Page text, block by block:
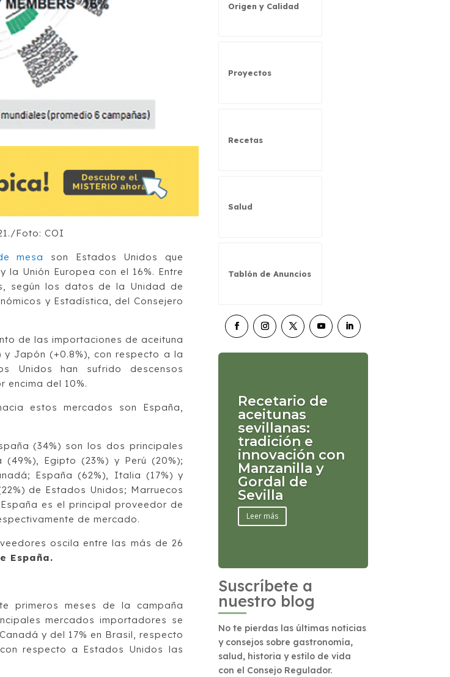
Foto: COI
mesa
son Estados Unidos que
la Unión Europea con el 16%. Entre
según los datos de la Unidad de
y Estadística, del Consejero
de las importaciones de aceituna
y Japón (+0.8%), con respecto a la
Unidos han sufrido descensos
del 10%.
estos mercados son España,
(34%) son los dos principales
Egipto (23%) y Perú (20%);
España (62%), Italia (17%) y
de Estados Unidos; Marruecos
es el principal proveedor de
de mercado.
oscila entre las más de 26
España.
primeros meses de la campaña
mercados importadores se
y del 17% en Brasil, respecto
respecto a Estados Unidos las
Origen y Calidad
Proyectos
Recetas
Salud
Tablón de Anuncios
Recetario de
aceitunas
sevillanas:
tradición e
innovación con
Manzanilla y
Gordal de
Sevilla
Leer más
Suscríbete a
nuestro blog
No te pierdas las últimas noticias
y consejos sobre gastronomía,
salud, historia y estilo de vida
con el Consejo Regulador.